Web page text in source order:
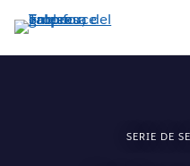
contenido
SERIE DE